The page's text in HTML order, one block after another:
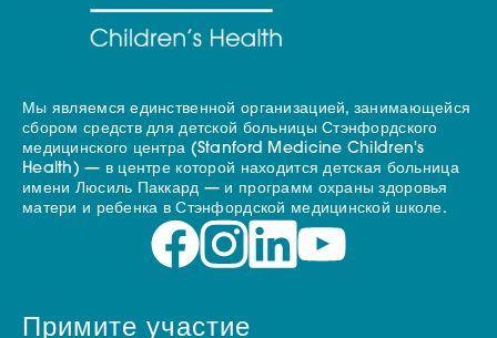
Мы являемся единственной организацией, занимающейся
сбором средств для детской больницы Стэнфордского
медицинского центра (Stanford Medicine Children's
Health) — в центре которой находится детская больница
имени Люсиль Паккард — и программ охраны здоровья
матери и ребенка в Стэнфордской медицинской школе.
Примите участие